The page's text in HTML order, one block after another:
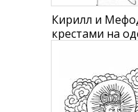
Кирилл и
крестами на